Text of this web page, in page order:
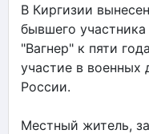
В Киргизии
бывшего
"Вагнер" к пяти
участие в военных
России.
Местный житель,